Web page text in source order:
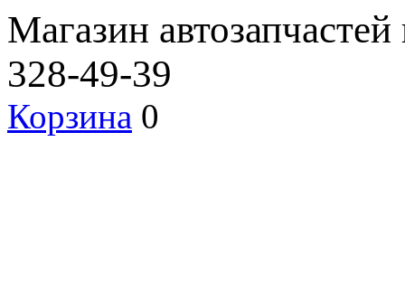
Магазин
328-49-39
Корзина 0